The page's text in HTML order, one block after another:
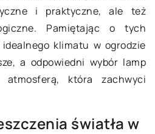
i praktyczne, ale też
Pamiętając o tych
klimatu w ogrodzie
a odpowiedni wybór lamp
atmosferą, która zachwyci
światła w